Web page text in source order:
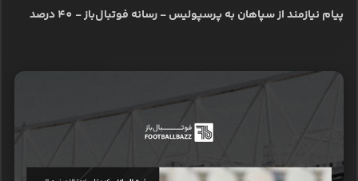
پیام نیازمند از سپاهان به پرسپولیس - رسانه فوتبال‌باز - 40 درصد